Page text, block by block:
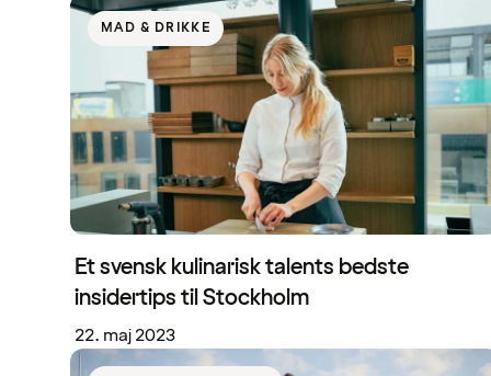
MAD & DRIKKE
Et svensk kulinarisk talents bedste
insidertips til Stockholm
22. maj 2023